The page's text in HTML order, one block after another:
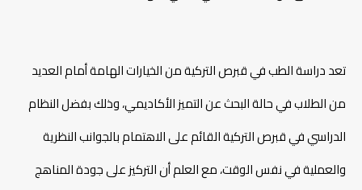
تعد دراسة الطب في قبرص التركية من الخيارات الهامة أمام العديد
من الطلاب في حالة البحث عن التميز الأكاديمي، وذلك بفضل النظام
الدراسي في قبرص التركية القائم على الاهتمام بالجوانب النظرية
والعملية في نفس الوقت، مع العلم أن التركيز على جودة المناهج